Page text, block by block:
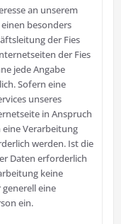
an unserem
besonders
der Fies
der Fies
jede Angabe
Sofern eine
unseres
in Anspruch
Verarbeitung
werden. Ist die
Daten erforderlich
keine
eine
ein.